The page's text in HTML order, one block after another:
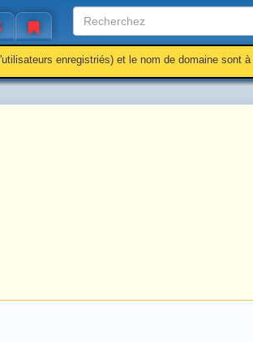
enregistriés) et le nom de domaine sont